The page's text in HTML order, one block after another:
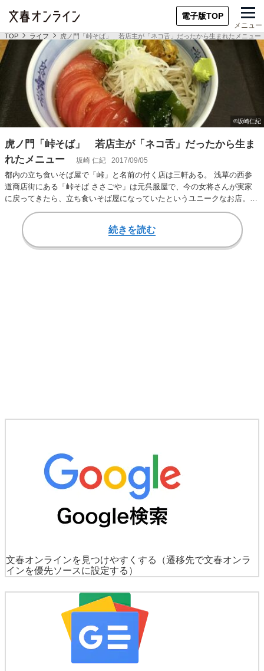
電子版TOP
メニュー
TOP ライフ 虎ノ門「峠そば」 若店主が「ネコ舌」だったから生まれたメニュー
虎ノ門「峠そば」 若店主が「ネコ舌」だったから生ま
れたメニュー
坂崎 仁紀 2017/09/05
都内の立ち食いそば屋で「峠」と名前の付く店は三軒ある。 浅草の西参
道商店街にある「峠そば ささごや」は元呉服屋で、今の女将さんが実家
に戻ってきたら、立ち食いそば屋になっていたというユニークなお店。外
国人観光客も多い…
続きを読む
文春オンラインを見つけやすくする
（遷移先で文春オンラ
インを優先ソースに設定する）